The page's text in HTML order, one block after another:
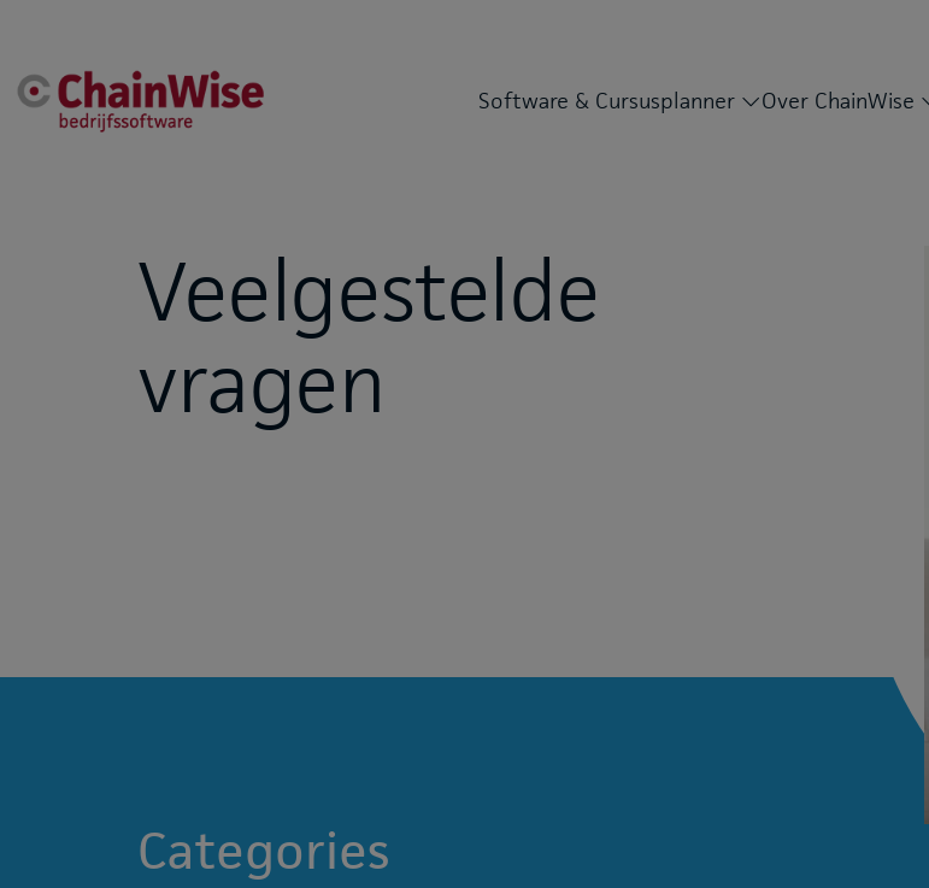
Software & Cursusplanner Over ChainWise
Veelgestelde
vragen
Categories